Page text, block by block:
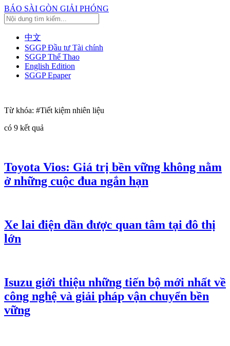
BÁO SÀI GÒN GIẢI PHÓNG
中文
SGGP Đầu tư Tài chính
SGGP Thể Thao
English Edition
SGGP Epaper
Từ khóa: #Tiết kiệm nhiên liệu
có 9 kết quả
Toyota Vios: Giá trị bền vững không nằm
ở những cuộc đua ngắn hạn
Xe lai điện dần được quan tâm tại đô thị
lớn
Isuzu giới thiệu những tiến bộ mới nhất về
công nghệ và giải pháp vận chuyển bền
vững